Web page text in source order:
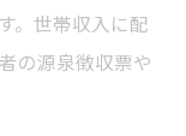
。世帯収入に配
の源泉徴収票や